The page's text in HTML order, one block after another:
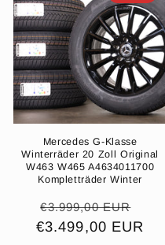
Mercedes G-Klasse
Winterräder 20 Zoll Original
W463 W465 A4634011700
Kompletträder Winter
Normaler
Preis
€3.999,00 EUR
€3.499,00 EUR